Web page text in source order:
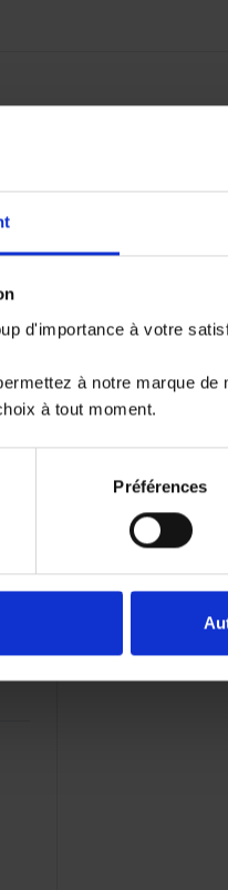
d'importance à votre
à notre marque
à tout moment.
Préférences
remboursé. Vérifiez vos
plus